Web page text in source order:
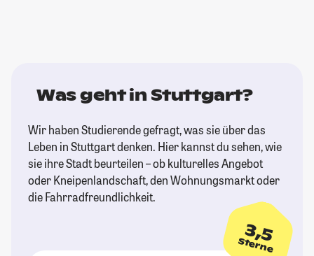
Was geht in Stuttgart?
Wir haben Studierende gefragt, was sie über das
Leben in Stuttgart denken. Hier kannst du sehen, wie
sie ihre Stadt beurteilen – ob kulturelles Angebot
oder Kneipenlandschaft, den Wohnungsmarkt oder
die Fahrradfreundlichkeit.
3,5
Sterne